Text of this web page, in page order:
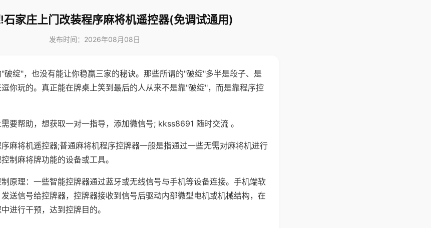
石家庄上门改装程序麻将机遥控器(免调试通用)
发布时间：2026年08月08日
破绽"，也没有能让你稳赢三家的秘诀。那些所谓的"破绽"多半是段子、是
你玩的。真正能在牌桌上笑到最后的人从来不是靠"破绽"，而是靠程序控
要帮助，想获取一对一指导，添加微信号; kkss8691 随时交流 。
麻将机遥控器;普通麻将机程序控牌器一般是指通过一些无需对麻将机进行
制麻将牌功能的设备或工具。
原理：一些智能控牌器通过蓝牙或无线信号与手机等设备连接。手机端软
送信号给控牌器，控牌器接收到信号后驱动内部微型电机或机械结构，在
进行干预，达到控牌目的。